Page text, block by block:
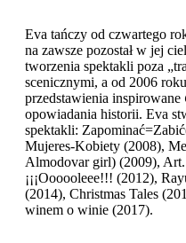
Eva tańczy od czwartego
na zawsze pozostał w jej
tworzenia spektakli poza
scenicznymi, a od 2006
przedstawienia inspirowane
opowiadania historii. Eva
spektakli:
Mujeres-Kobiety (2008),
Almodovar girl) (2009),
¡¡¡Oooooleee!!! (2012),
(2014), Christmas Tales
winem o winie (2017).